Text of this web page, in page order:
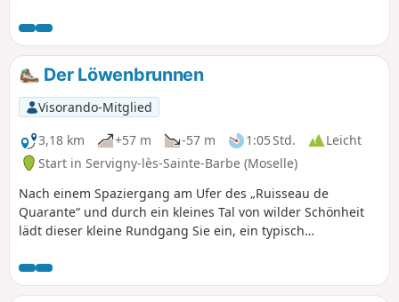
ehemaligen Bahnhofs in Nouilly, der heute privat genutzt
wird, ergänzt werden kann.
Der Löwenbrunnen
Visorando-Mitglied
3,18 km
+57 m -57 m 1:05 Std.
Leicht
Start in Servigny-lès-Sainte-Barbe (Moselle)
Nach einem Spaziergang am Ufer des „Ruisseau de
Quarante“ und durch ein kleines Tal von wilder Schönheit
lädt dieser kleine Rundgang Sie ein, ein typisch
Sainte-Barbe, das es verstanden hat, sein
außergewöhnliches architektonisches Erbe zu bewahren.